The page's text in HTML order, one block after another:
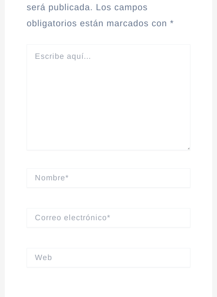
será publicada. Los campos
obligatorios están marcados con*
aquí...
Nombre*
electrónico*